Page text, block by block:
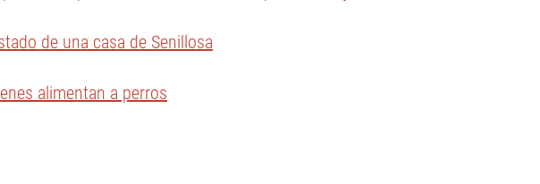
de una casa de Senillosa
alimentan a perros